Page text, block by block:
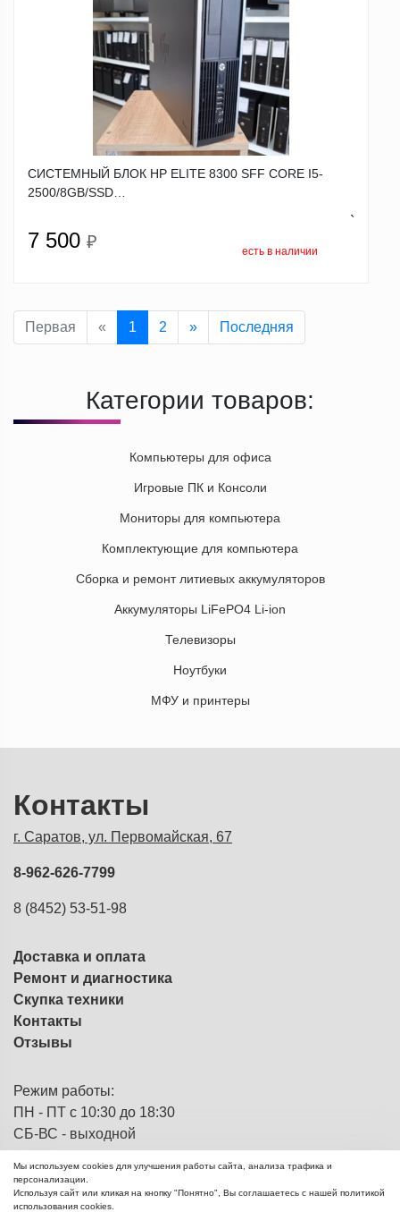
СИСТЕМНЫЙ БЛОК HP ELITE 8300 SFF CORE I5-
2500/8GB/SSD…
7 500 ₽
`
есть в наличии
Первая « 1 2 » Последняя
Категории товаров:
Компьютеры для офиса
Игровые ПК и Консоли
Мониторы для компьютера
Комплектующие для компьютера
Сборка и ремонт литиевых аккумуляторов
Аккумуляторы LiFePO4 Li-ion
Телевизоры
Ноутбуки
МФУ и принтеры
Контакты
г. Саратов, ул. Первомайская, 67
8-962-626-7799
8 (8452) 53-51-98
Доставка и оплата
Ремонт и диагностика
Скупка техники
Контакты
Отзывы
Режим работы:
ПН - ПТ с 10:30 до 18:30
СБ-ВС - выходной
© 2013 - 2026ЭВМка - компьютерный
Мы используем cookies для улучшения работы сайта, анализа трафика и
персонализации.
Используя сайт или кликая на кнопку "Понятно", Вы соглашаетесь с нашей политикой
использования cookies.